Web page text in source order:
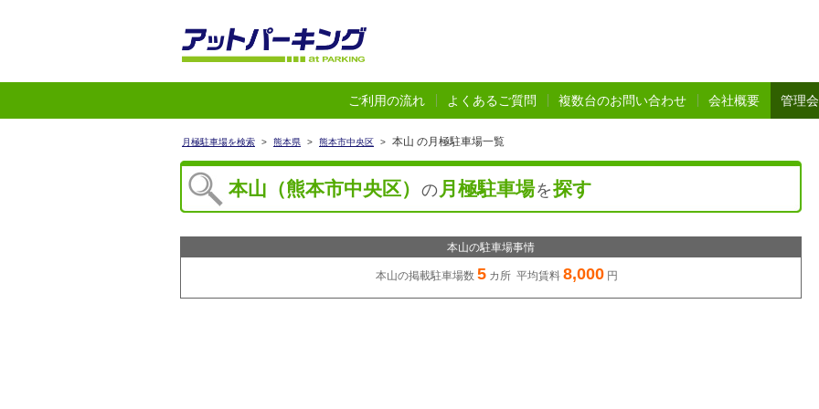
ご利用の流れ よくあるご質問 複数台のお問い合わせ 会社概要 管理
月極駐車場を検索 > 熊本県 > 熊本市中央区 > 本山 の月極駐車場一覧
本山（熊本市中央区） の 月極駐車場を探す
本山の駐車場事情
本山の掲載駐車場数 5カ所 平均賃料 8,000円